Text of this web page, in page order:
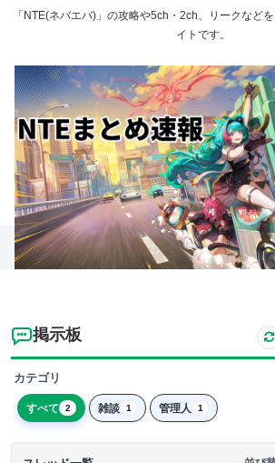
「NTE(ネバエバ)」の攻略や5ch・2ch、リークなど
イトです。
掲示板
カテゴリ
すべて 2 雑談 1 管理人 1